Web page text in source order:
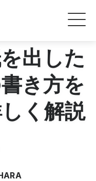
出した
き方を
く解説